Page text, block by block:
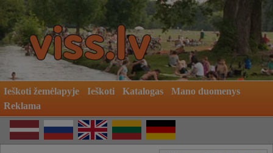
Ieškoti žemėlapyje Ieškoti Katalogas
Mano duomenys
Reklama